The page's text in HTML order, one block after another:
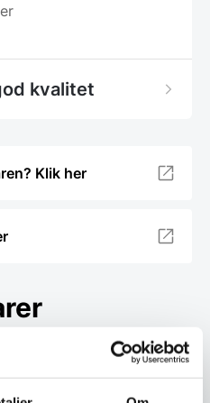
kvalitet
Klik her